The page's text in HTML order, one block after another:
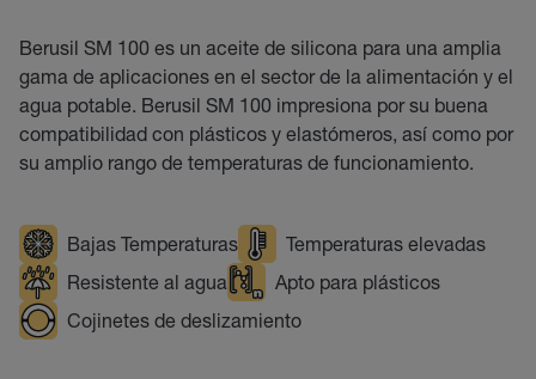
Berusil SM 100 es un aceite de silicona para una amplia
gama de aplicaciones en el sector de la alimentación y el
agua potable. Berusil SM 100 impresiona por su buena
compatibilidad con plásticos y elastómeros, así como por
su amplio rango de temperaturas de funcionamiento.
Bajas Temperaturas
Temperaturas elevadas
Resistente al agua
Apto para plásticos
Cojinetes de deslizamiento